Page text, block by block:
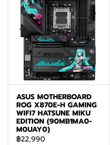
ASUS MOTHERBOARD
ROG X870E-H GAMING
WIFI7 HATSUNE MIKU
EDITION (90MB1MA0-
M0UAY0)
฿22,990